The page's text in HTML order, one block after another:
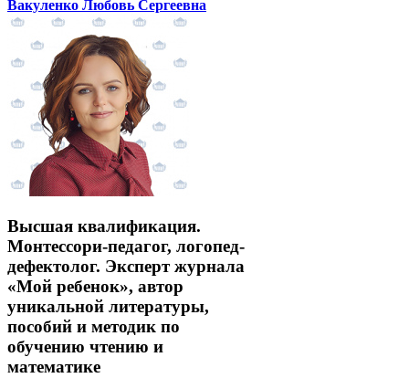
Вакуленко Любовь Сергеевна
Высшая квалификация.
Монтессори-педагог, логопед-
дефектолог. Эксперт журнала
«Мой ребенок», автор
уникальной литературы,
пособий и методик по
обучению чтению и
математике